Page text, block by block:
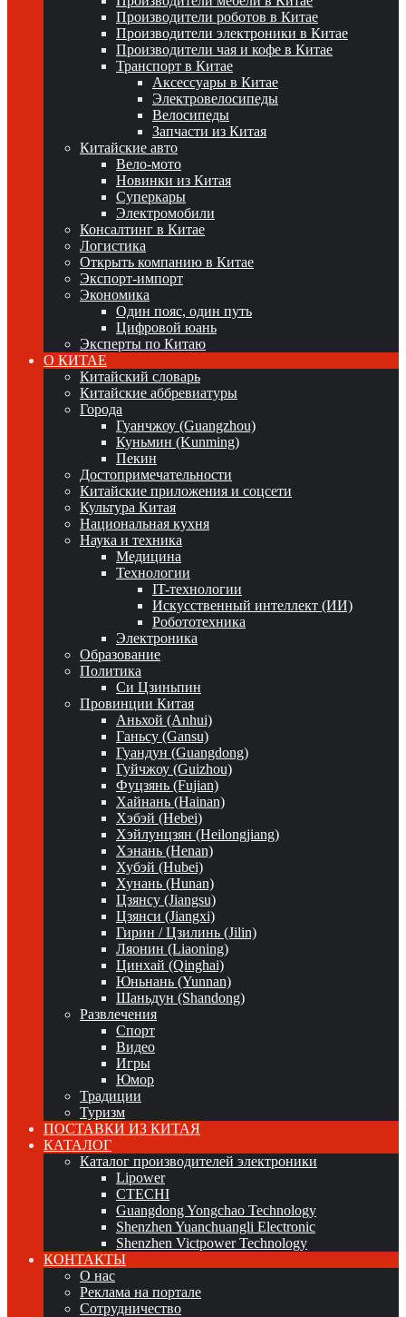
Производители роботов в Китае
Производители электроники в Китае
Производители чая и кофе в Китае
Транспорт в Китае
Аксессуары в Китае
Электровелосипеды
Велосипеды
Запчасти из Китая
Китайские авто
Вело-мото
Новинки из Китая
Суперкары
Электромобили
Консалтинг в Китае
Логистика
Открыть компанию в Китае
Экспорт-импорт
Экономика
Один пояс, один путь
Цифровой юань
Эксперты по Китаю
О КИТАЕ
Китайский словарь
Китайские аббревиатуры
Города
Гуанчжоу (Guangzhou)
Куньмин (Kunming)
Пекин
Достопримечательности
Китайские приложения и соцсети
Культура Китая
Национальная кухня
Наука и техника
Медицина
Технологии
IT-технологии
Искусственный интеллект (ИИ)
Робототехника
Электроника
Образование
Политика
Си Цзиньпин
Провинции Китая
Аньхой (Anhui)
Ганьсу (Gansu)
Гуандун (Guangdong)
Гуйчжоу (Guizhou)
Фуцзянь (Fujian)
Хайнань (Hainan)
Хэбэй (Hebei)
Хэйлунцзян (Heilongjiang)
Хэнань (Henan)
Хубэй (Hubei)
Хунань (Hunan)
Цзянсу (Jiangsu)
Цзянси (Jiangxi)
Гирин / Цзилинь (Jilin)
Ляонин (Liaoning)
Цинхай (Qinghai)
Юньнань (Yunnan)
Шаньдун (Shandong)
Развлечения
Спорт
Видео
Игры
Юмор
Традиции
Туризм
ПОСТАВКИ ИЗ КИТАЯ
КАТАЛОГ
Каталог производителей электроники
Lipower
CTECHI
Guangdong Yongchao Technology
Shenzhen Yuanchuangli Electronic
Shenzhen Victpower Technology
КОНТАКТЫ
О нас
Реклама на портале
Сотрудничество